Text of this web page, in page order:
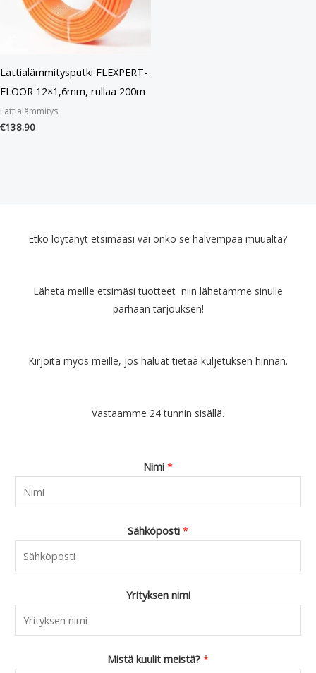
Lattialämmitysputki FLEXPERT-
FLOOR 12×1,6mm, rullaa 200m
Lattialämmitys
€138.90
Etkö löytänyt etsimääsi vai onko se halvempaa muualta?
Lähetä meille etsimäsi tuotteet niin lähetämme sinulle
parhaan tarjouksen!
Kirjoita myös meille, jos haluat tietää kuljetuksen hinnan.
Vastaamme 24 tunnin sisällä.
Nimi *
Sähköposti *
Yrityksen nimi
Mistä kuulit meistä? *